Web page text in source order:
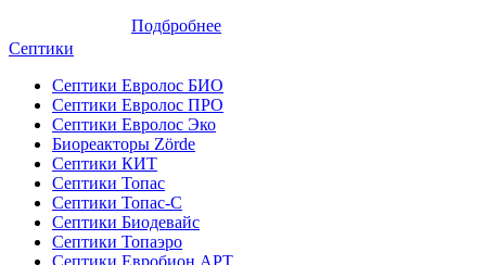
Подбробнее
Септики
Септики Евролос БИО
Септики Евролос ПРО
Септики Евролос Эко
Биореакторы Zörde
Септики КИТ
Септики Топас
Септики Топас-С
Септики Биодевайс
Септики Топаэро
Септики Евробион АРТ